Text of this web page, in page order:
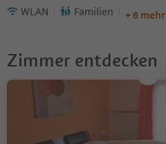
WLAN
Familien + 6 mehr
Zimmer entdecken